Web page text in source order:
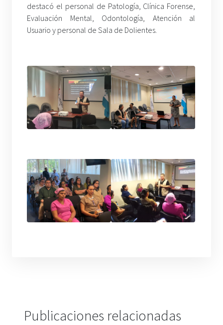
destacó el personal de Patología, Clínica Forense,
Evaluación Mental, Odontología, Atención al
Usuario y personal de Sala de Dolientes.
Publicaciones relacionadas